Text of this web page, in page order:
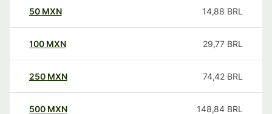
50 MXN 14,88 BRL
100 MXN 29,77 BRL
250 MXN 74,42 BRL
500 MXN 148,84 BRL